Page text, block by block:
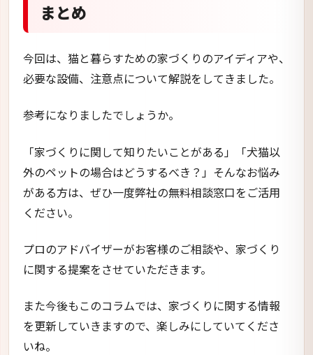
まとめ
今回は、猫と暮らすための家づくりのアイディアや、
必要な設備、注意点について解説をしてきました。
参考になりましたでしょうか。
「家づくりに関して知りたいことがある」「犬猫以
外のペットの場合はどうするべき？」そんなお悩み
がある方は、ぜひ一度弊社の無料相談窓口をご活用
ください。
プロのアドバイザーがお客様のご相談や、家づくり
に関する提案をさせていただきます。
また今後もこのコラムでは、家づくりに関する情報
を更新していきますので、楽しみにしていてくださ
いね。